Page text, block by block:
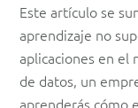
Este artículo se
aprendizaje no
aplicaciones en el
de datos, un
aprenderás cómo